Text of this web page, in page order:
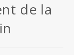
de la